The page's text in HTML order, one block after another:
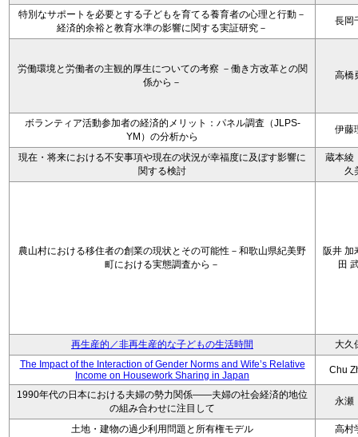
特別なサポートを必要とする子どもを育てる養育者の心理と行動－
経済的余裕と教育水準の影響に関する実証研究－
長岡
労働環境と労働者の主観的厚生についての考察 －働き方改革との関
係から－
高橋
ボランティア活動参加者の経済的メリット：パネル調査（JLPS-
YM）の分析から
伊藤
現在・将来における不安事項や現在の状況が幸福度に及ぼす影響に
関する検討
蔵本綾
久
農山村における移住者の創業の現状とその可能性－和歌山県紀美野
町における実態調査から－
阪井 加
田
再生産的／非再生産的な子どもの生活時間
大久
The Impact of the Interaction of Gender Norms and Wife’s Relative
Income on Housework Sharing in Japan
Chu
1990年代の日本における夫婦の勢力関係――夫婦の社会経済的地位
の組み合わせに注目して
永
土地・建物の過少利用問題と所有権モデル 高村